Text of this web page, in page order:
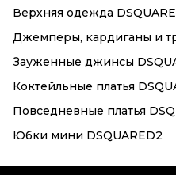
Верхняя одежда
Джемперы, кардиганы и
Зауженные джинсы
Коктейльные платья
Повседневные платья
Юбки мини DSQUARED2